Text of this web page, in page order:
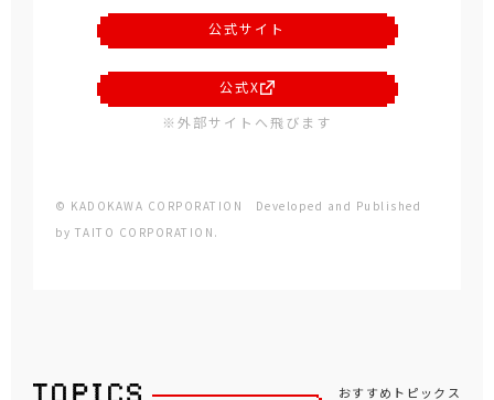
公式サイト
公式X
※外部サイトへ飛びます
© KADOKAWA CORPORATION Developed and Published
by TAITO CORPORATION.
おすすめトピックス